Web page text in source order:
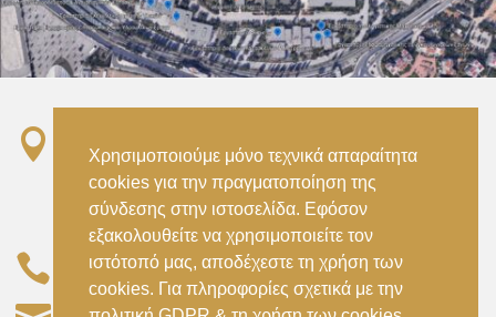

Αττικής –
Metro ISAP – Irini Station, 15122, Marousi
Attica
 (+30) 210 2896738–(+30) 210 2896739
Χρησιμοποιούμε μόνο τεχνικά απαραίτητα
cookies για την πραγματοποίηση της
σύνδεσης στην ιστοσελίδα. Εφόσον
εξακολουθείτε να χρησιμοποιείτε τον
ιστότοπό μας, αποδέχεστε τη χρήση των
cookies. Για πληροφορίες σχετικά με την